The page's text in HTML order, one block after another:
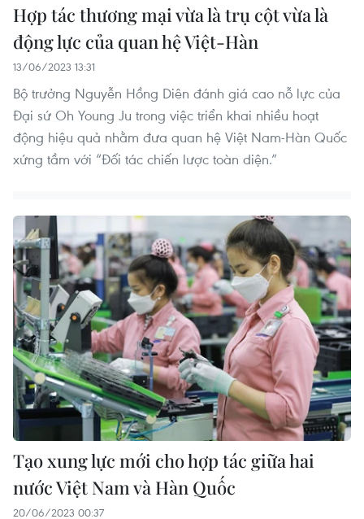
Hợp tác thương mại vừa là trụ cột vừa là
động lực của quan hệ Việt-Hàn
13/06/2023 13:31
Bộ trưởng Nguyễn Hồng Diên đánh giá cao nỗ lực của
Đại sứ Oh Young Ju trong việc triển khai nhiều hoạt
động hiệu quả nhằm đưa quan hệ Việt Nam-Hàn Quốc
xứng tầm với “Đối tác chiến lược toàn diện.”
Tạo xung lực mới cho hợp tác giữa hai
nước Việt Nam và Hàn Quốc
20/06/2023 00:37